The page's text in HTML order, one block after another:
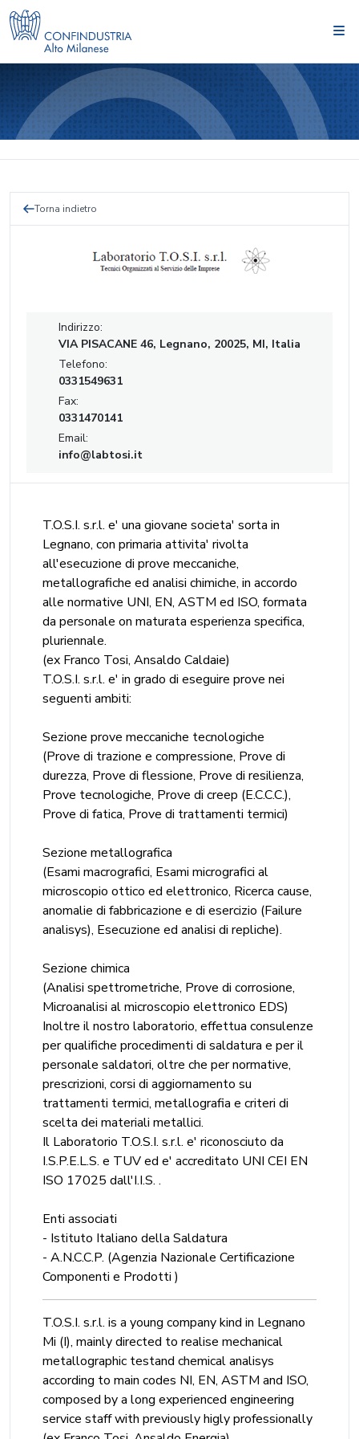
Torna indietro
Indirizzo:
VIA PISACANE 46, Legnano, 20025, MI, Italia
Telefono:
0331549631
Fax:
0331470141
Email:
info@labtosi.it
T.O.S.I. s.r.l. e' una giovane societa' sorta in
Legnano, con primaria attivita' rivolta
all'esecuzione di prove meccaniche,
metallografiche ed analisi chimiche, in accordo
alle normative UNI, EN, ASTM ed ISO, formata
da personale on maturata esperienza specifica,
pluriennale.
(ex Franco Tosi, Ansaldo Caldaie)
T.O.S.I. s.r.l. e' in grado di eseguire prove nei
seguenti ambiti:
Sezione prove meccaniche tecnologiche
(Prove di trazione e compressione, Prove di
durezza, Prove di flessione, Prove di resilienza,
Prove tecnologiche, Prove di creep (E.C.C.C.),
Prove di fatica, Prove di trattamenti termici)
Sezione metallografica
(Esami macrografici, Esami micrografici al
microscopio ottico ed elettronico, Ricerca cause,
anomalie di fabbricazione e di esercizio (Failure
analisys), Esecuzione ed analisi di repliche).
Sezione chimica
(Analisi spettrometriche, Prove di corrosione,
Microanalisi al microscopio elettronico EDS)
Inoltre il nostro laboratorio, effettua consulenze
per qualifiche procedimenti di saldatura e per il
personale saldatori, oltre che per normative,
prescrizioni, corsi di aggiornamento su
trattamenti termici, metallografia e criteri di
scelta dei materiali metallici.
Il Laboratorio T.O.S.I. s.r.l. e' riconosciuto da
I.S.P.E.L.S. e TUV ed e' accreditato UNI CEI EN
ISO 17025 dall'I.I.S. .
Enti associati
- Istituto Italiano della Saldatura
- A.N.C.C.P. (Agenzia Nazionale Certificazione
Componenti e Prodotti )
T.O.S.I. s.r.l. is a young company kind in Legnano
Mi (I), mainly directed to realise mechanical
metallographic testand chemical analisys
according to main codes NI, EN, ASTM and ISO,
composed by a long experienced engineering
service staff with previously higly professionally